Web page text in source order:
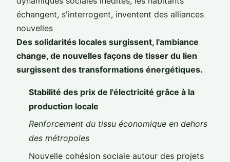
échangent, s'interrogent, inventent des alliances
nouvelles
Des solidarités locales surgissent, l'ambiance
change, de nouvelles façons de tisser du lien
surgissent des transformations énergétiques.
Stabilité des prix de l'électricité grâce à la
production locale
Renforcement du tissu économique en dehors
des métropoles
Nouvelle cohésion sociale autour des projets